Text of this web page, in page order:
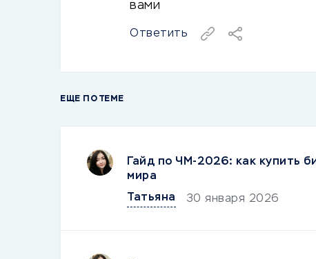
вами
Ответить
ЕЩЕ ПО ТЕМЕ
Гайд по ЧМ-2026: как купить
мира
Татьяна
30 января 2026